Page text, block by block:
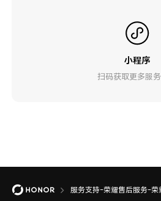
小程序
扫码获取更多服
服务支持-荣耀售后服务-荣